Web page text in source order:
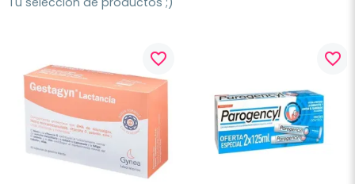
favorite_border favorite_border